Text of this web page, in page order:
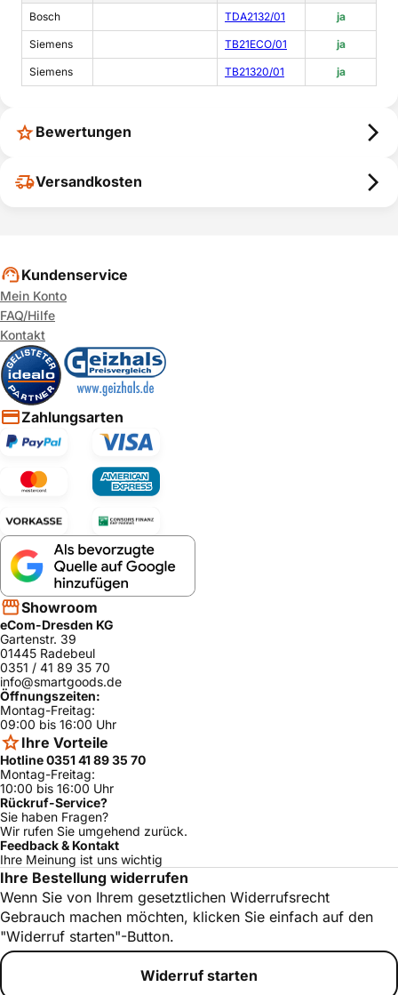
Bosch
TDA2132/01 ja
Siemens TB21ECO/01 ja
Siemens TB21320/01 ja
Bewertungen
Versandkosten
Kundenservice
Mein Konto
FAQ/Hilfe
Kontakt
Zahlungsarten
Showroom
eCom-Dresden KG
Gartenstr. 39
01445 Radebeul
0351 / 41 89 35 70
info@smartgoods.de
Öffnungszeiten:
Montag-Freitag:
09:00 bis 16:00 Uhr
Ihre Vorteile
Hotline 0351 41 89 35 70
Montag-Freitag:
10:00 bis 16:00 Uhr
Rückruf-Service?
Sie haben Fragen?
Wir rufen Sie umgehend zurück.
Feedback & Kontakt
Ihre Meinung ist uns wichtig
Ihre Bestellung widerrufen
Wenn Sie von Ihrem gesetztlichen Widerrufsrecht
Gebrauch machen möchten, klicken Sie einfach auf den
"Widerruf starten"-Button.
Widerruf starten